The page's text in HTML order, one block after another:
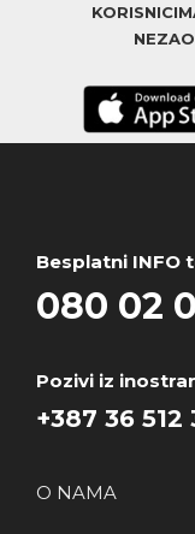
Besplatni INFO
080 02
Pozivi iz
+387 36 512
O NAMA